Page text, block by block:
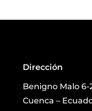
Dirección
Benigno Malo 6-
Cuenca –